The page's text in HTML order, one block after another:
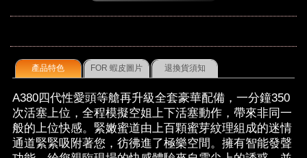
產品特色 FOR 蝦皮圖片 退換貨須知
A380四代性愛頭等艙再升級全套豪華配備，一分鐘350
次活塞上位，全程模擬空姐上下活塞動作，帶來非同一
般的上位快感。緊嫩蜜道由上百顆蜜芽紋理組成的迷情
通道緊緊吸附著您，彷彿進了極樂空間。擁有智能發聲